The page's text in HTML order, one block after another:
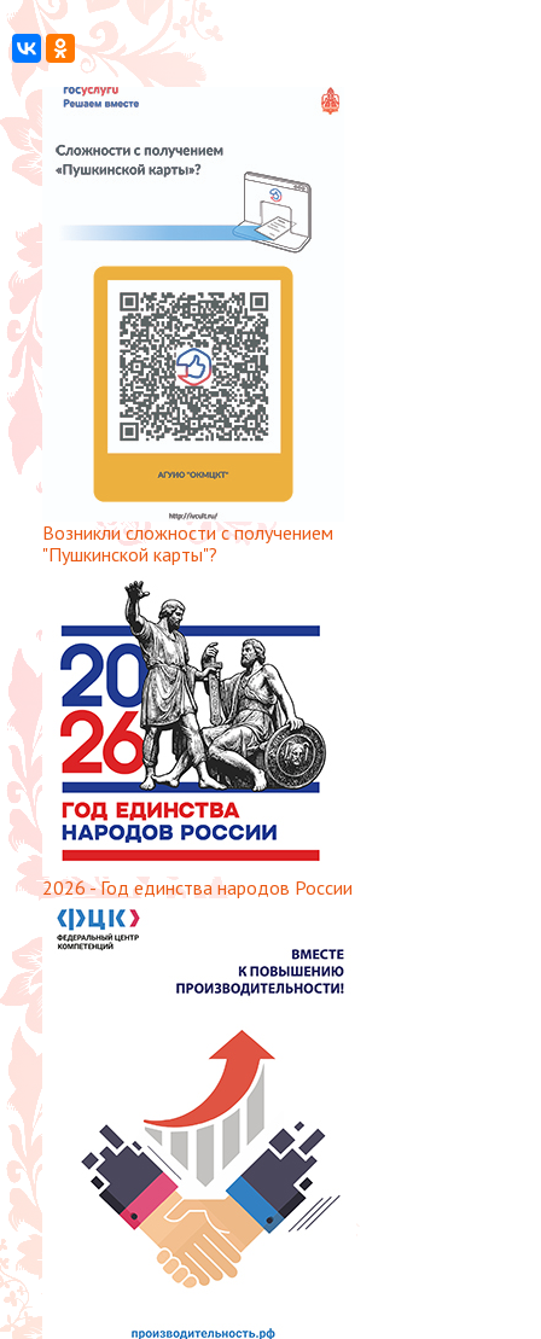
Возникли сложности с получением
"Пушкинской карты"?
2026 - Год единства народов России